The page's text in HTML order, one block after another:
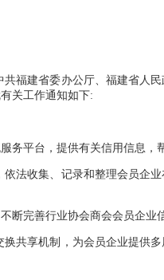
建省委办公厅、福建省人
关工作通知如下:
平台，提供有关信用信息，
收集、记录和整理会员企
完善行业协会商会会员企业
享机制，为会员企业提供